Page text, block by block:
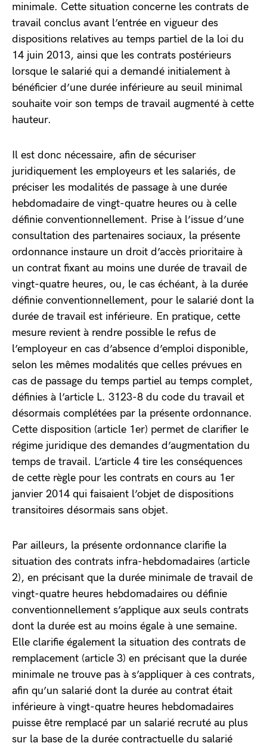
minimale. Cette situation concerne les contrats de
travail conclus avant l’entrée en vigueur des
dispositions relatives au temps partiel de la loi du
14 juin 2013, ainsi que les contrats postérieurs
lorsque le salarié qui a demandé initialement à
bénéficier d’une durée inférieure au seuil minimal
souhaite voir son temps de travail augmenté à cette
hauteur.
Il est donc nécessaire, afin de sécuriser
juridiquement les employeurs et les salariés, de
préciser les modalités de passage à une durée
hebdomadaire de vingt-quatre heures ou à celle
définie conventionnellement. Prise à l’issue d’une
consultation des partenaires sociaux, la présente
ordonnance instaure un droit d’accès prioritaire à
un contrat fixant au moins une durée de travail de
vingt-quatre heures, ou, le cas échéant, à la durée
définie conventionnellement, pour le salarié dont la
durée de travail est inférieure. En pratique, cette
mesure revient à rendre possible le refus de
l’employeur en cas d’absence d’emploi disponible,
selon les mêmes modalités que celles prévues en
cas de passage du temps partiel au temps complet,
définies à l’article L. 3123-8 du code du travail et
désormais complétées par la présente ordonnance.
Cette disposition (article 1er) permet de clarifier le
régime juridique des demandes d’augmentation du
temps de travail. L’article 4 tire les conséquences
de cette règle pour les contrats en cours au 1er
janvier 2014 qui faisaient l’objet de dispositions
transitoires désormais sans objet.
Par ailleurs, la présente ordonnance clarifie la
situation des contrats infra-hebdomadaires (article
2), en précisant que la durée minimale de travail de
vingt-quatre heures hebdomadaires ou définie
conventionnellement s’applique aux seuls contrats
dont la durée est au moins égale à une semaine.
Elle clarifie également la situation des contrats de
remplacement (article 3) en précisant que la durée
minimale ne trouve pas à s’appliquer à ces contrats,
afin qu’un salarié dont la durée au contrat était
inférieure à vingt-quatre heures hebdomadaires
puisse être remplacé par un salarié recruté au plus
sur la base de la durée contractuelle du salarié